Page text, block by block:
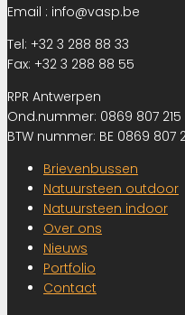
Email : info@vasp.be
Tel: +32 3 288 88 33
Fax: +32 3 288 88 55
RPR Antwerpen
Ond.nummer: 0869 807 215
BTW nummer: BE 0869 807
Brievenbussen
Natuursteen outdoor
Natuursteen indoor
Over ons
Nieuws
Portfolio
Contact